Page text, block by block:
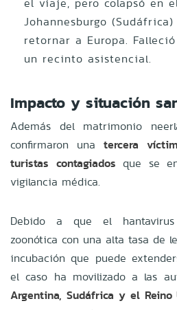
Johannesburgo
retornar a Europa.
un recinto asistencial.
Impacto y situación
Además del matrimonio
confirmaron unatercera
turistas contagiados que se
vigilancia médica.
Debido a que el
zoonótica con una alta tasa de
incubación que puede
el caso ha movilizado a las
Argentina, Sudáfrica y el Reino